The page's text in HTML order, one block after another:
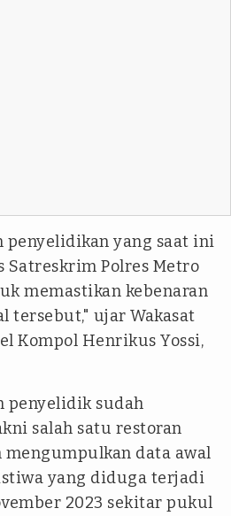
penyelidikan yang saat ini
Satreskrim Polres Metro
memastikan kebenaran
tersebut," ujar Wakasat
Kompol Henrikus Yossi,
penyelidik sudah
salah satu restoran
data awal
yang diduga terjadi
2023 sekitar pukul